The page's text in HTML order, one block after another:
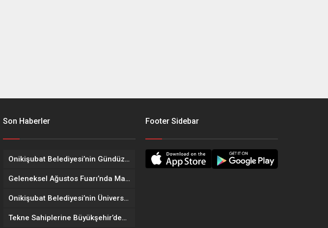
Son Haberler
Onikişubat Belediyesi’nin Gündüz Bakımevi’nde yeni dönemin ön kayıtları başladı
Geleneksel Ağustos Fuarı’nda Madrigal Coşkusu
Onikişubat Belediyesi’nin Üniversite Hazırlık Kursu başvurularında son gün 7 Ağustos
Tekne Sahiplerine Büyükşehir’den Kritik Uyarı; Belgelerinizi Kontrol Edin!
Footer Sidebar